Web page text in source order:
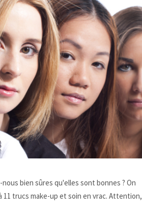
bien sûres qu'elles sont bonnes ? On
trucs make-up et soin en vrac. Attention,